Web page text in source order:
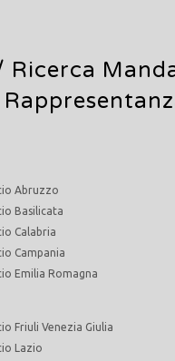
Ricerca
Abruzzo
Basilicata
Calabria
Campania
Emilia Romagna
Friuli Venezia Giulia
Lazio